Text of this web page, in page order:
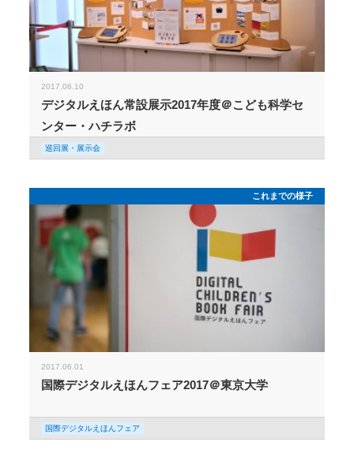
2017.06.10
デジタルえほん常設展示2017年度＠こども科学セ
ンター・ハチラボ
巡回展・展示会
これまでの様子
2017.06.01
国際デジタルえほんフェア2017＠東京大学
国際デジタルえほんフェア